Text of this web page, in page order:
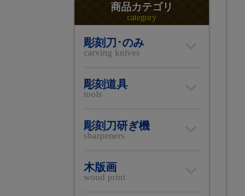
商品カテゴリ
category
彫刻刀･のみ
carving knives
彫刻道具
tools
彫刻刀研ぎ機
sharpeners
木版画
wood print